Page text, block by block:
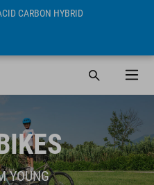
CARBON HYBRID
YOUNG